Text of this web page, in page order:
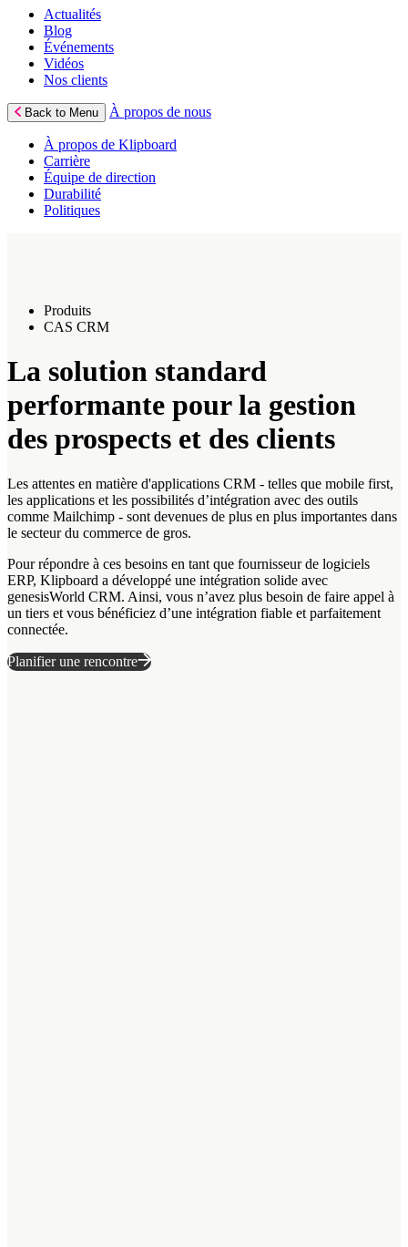
Actualités
Blog
Événements
Vidéos
Nos clients
Back to Menu À propos de nous
À propos de Klipboard
Carrière
Équipe de direction
Durabilité
Politiques
Produits
CAS CRM
La solution standard
performante pour la gestion
des prospects et des clients
Les attentes en matière d'applications CRM - telles que mobile first,
les applications et les possibilités d’intégration avec des outils
comme Mailchimp - sont devenues de plus en plus importantes dans
le secteur du commerce de gros.
Pour répondre à ces besoins en tant que fournisseur de logiciels
ERP, Klipboard a développé une intégration solide avec
genesisWorld CRM. Ainsi, vous n’avez plus besoin de faire appel à
un tiers et vous bénéficiez d’une intégration fiable et parfaitement
connectée.
Planifier une rencontre